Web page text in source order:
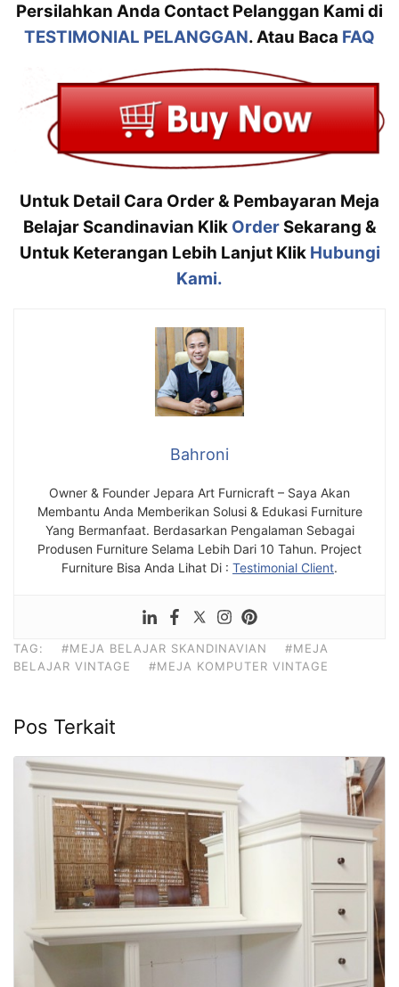
Persilahkan Anda Contact Pelanggan Kami di
TESTIMONIAL PELANGGAN. Atau Baca FAQ
Untuk Detail Cara Order & Pembayaran Meja
Belajar Scandinavian Klik OrderSekarang &
Untuk Keterangan Lebih Lanjut Klik Hubungi
Kami.
Bahroni
Owner & Founder Jepara Art Furnicraft – Saya Akan
Membantu Anda Memberikan Solusi & Edukasi Furniture
Yang Bermanfaat. Berdasarkan Pengalaman Sebagai
Produsen Furniture Selama Lebih Dari 10 Tahun. Project
Furniture Bisa Anda Lihat Di : Testimonial Client.
TAG: #MEJA BELAJAR SKANDINAVIAN
#MEJA
BELAJAR VINTAGE
#MEJA KOMPUTER VINTAGE
Pos Terkait